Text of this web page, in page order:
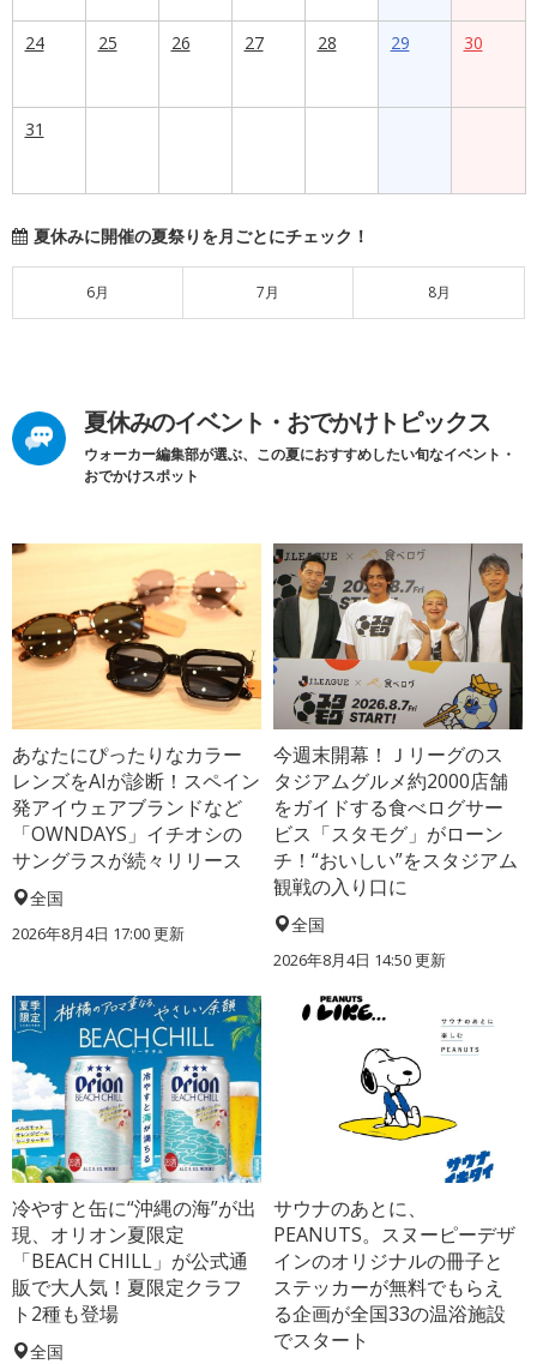
24 25 26 27 28 29 30
31
夏休みに開催の夏祭りを月ごとにチェック！
6月 7月 8月
夏休みのイベント・おでかけトピックス
ウォーカー編集部が選ぶ、この夏におすすめしたい旬なイベント・
おでかけスポット
あなたにぴったりなカラー
レンズをAIが診断！スペイン
発アイウェアブランドなど
「OWNDAYS」イチオシの
サングラスが続々リリース
全国
2026年8月4日 17:00更新
今週末開幕！Ｊリーグのス
タジアムグルメ約2000店舗
をガイドする食べログサー
ビス「スタモグ」がローン
チ！“おいしい”をスタジアム
観戦の入り口に
全国
2026年8月4日 14:50更新
冷やすと缶に“沖縄の海”が出
現、オリオン夏限定
「BEACH CHILL」が公式通
販で大人気！夏限定クラフ
ト2種も登場
全国
サウナのあとに、
PEANUTS。スヌーピーデザ
インのオリジナルの冊子と
ステッカーが無料でもらえ
る企画が全国33の温浴施設
でスタート